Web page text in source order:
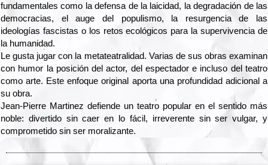
fundamentales como la defensa de la laicidad, la degradación de las
democracias, el auge del populismo, la resurgencia de las
ideologías fascistas o los retos ecológicos para la supervivencia de
la humanidad.
Le gusta jugar con la metateatralidad. Varias de sus obras examinan
con humor la posición del actor, del espectador e incluso del teatro
como arte. Este enfoque original aporta una profundidad adicional a
su obra.
Jean-Pierre Martinez defiende un teatro popular en el sentido más
noble: divertido sin caer en lo fácil, irreverente sin ser vulgar, y
comprometido sin ser moralizante.